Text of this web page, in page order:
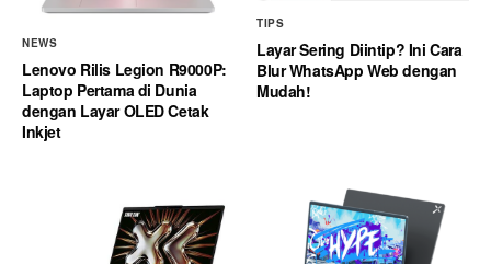
NEWS
Lenovo Rilis Legion R9000P:
Laptop Pertama di Dunia
dengan Layar OLED Cetak
Inkjet
TIPS
Layar Sering Diintip? Ini Cara
Blur WhatsApp Web dengan
Mudah!